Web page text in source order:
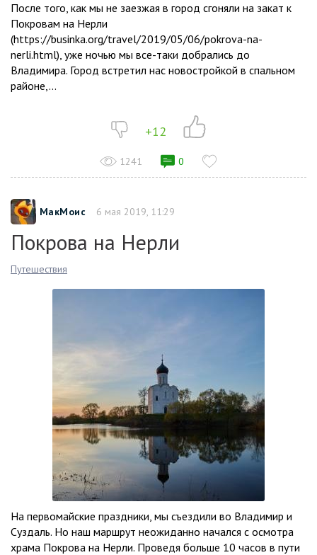
После того, как мы не заезжая в город сгоняли на закат к
Покровам на Нерли
(https://businka.org/travel/2019/05/06/pokrova-na-
nerli.html), уже ночью мы все-таки добрались до
Владимира. Город встретил нас новостройкой в спальном
районе,...
+12
1241 0
МакМоис 6 мая 2019, 11:29
Покрова на Нерли
Путешествия
На первомайские праздники, мы съездили во Владимир и
Суздаль. Но наш маршрут неожиданно начался с осмотра
храма Покрова на Нерли. Проведя больше 10 часов в пути